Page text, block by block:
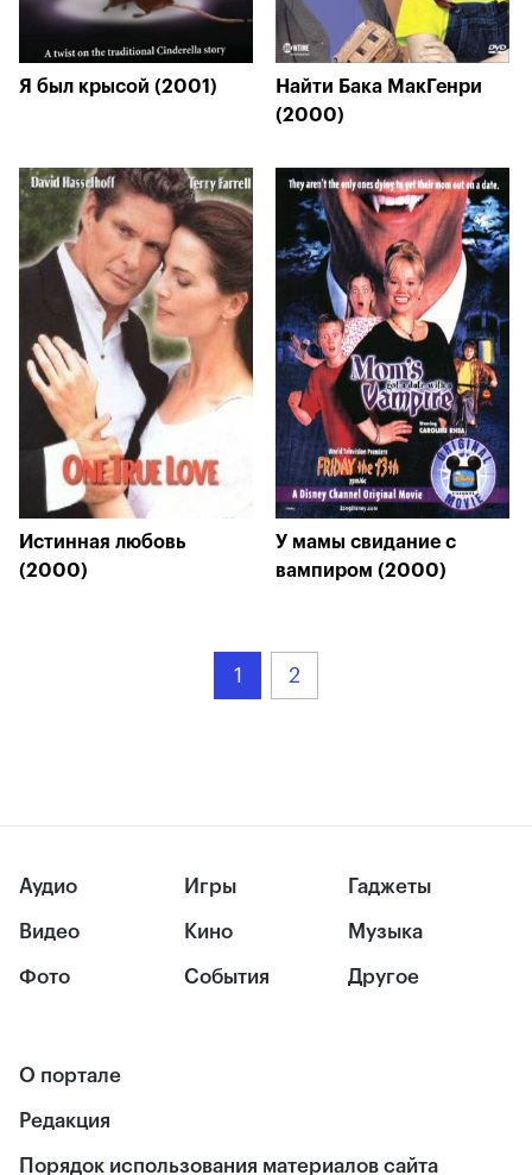
Я был крысой (2001)
Найти Бака МакГенри
(2000)
Истинная любовь
(2000)
У мамы свидание с
вампиром (2000)
1 2
Аудио
Видео
Фото
Игры
Кино
События
Гаджеты
Музыка
Другое
О портале
Редакция
Порядок использования материалов сайта